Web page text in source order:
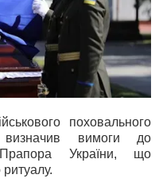
поховального
визначив вимоги до
України, що
ритуалу.